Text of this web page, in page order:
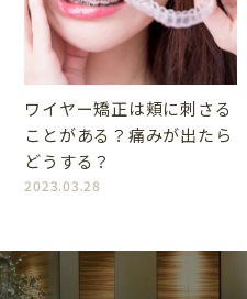
ワイヤー矯正は頬に刺さる
ことがある？痛みが出たら
どうする？
2023.03.28